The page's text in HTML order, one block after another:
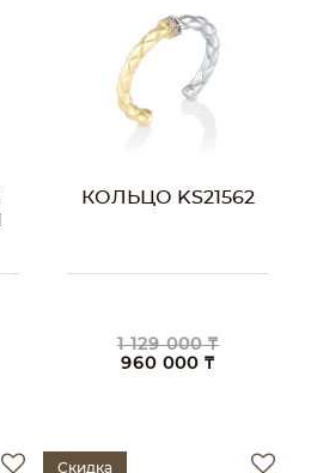
КОЛЬЦО KS21562
1 129 000 ₸
960 000 ₸
Скидка